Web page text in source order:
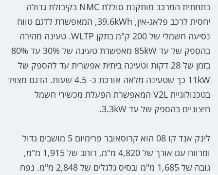
בתחתית המרכב מותקנת סוללת NMC בקיבולת גדולה
יחסית לרכב פלאג-אין, 39.6kWh, המאפשרת לדגם טווח
נסיעה חשמלי של 200 ק"מ בתקן WLTP. טעינה מהירה
בהספק של עד 85kW מאפשרת טעינה של 30% עד 80%
בזמן של 28 דקות וטעינה ביתית אפשרית עד להספק של
11kW כך שטעינה מלאה אורכת כ- 4.5 שעות. הדגם מצויד
בטכנולוגיית V2L המאפשרת הפעלת מכשירי חשמל
חיצוניים בהספק של עד 3.3kW.
לינק אנד קו 08 הוא קרוסאובר פרימיום 5 מושבים גדול
ומרווח עם אורך של 4,820 מ"מ, רוחב של 1,915 מ"מ,
גובה של 1,685 מ"מ ובסיס גלגלים של 2,848 מ"מ. נפח